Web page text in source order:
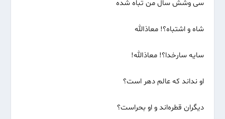
سی وشش سال من تباه شده
شاه و اشتباه؟! معاذالله
سایه سارخدا؟! معاذالله!
او نداند که عالم دهر است؟
دیگران قطره‌اند و او بحراست؟